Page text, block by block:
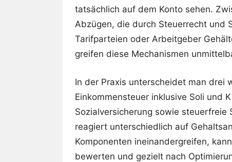
tatsächlich auf dem Konto sehen.
Abzügen, die durch Steuerrecht und
Tarifparteien oder Arbeitgeber
greifen diese Mechanismen
In der Praxis unterscheidet man drei
Einkommensteuer inklusive Soli und
Sozialversicherung sowie
reagiert unterschiedlich auf
Komponenten ineinandergreifen,
bewerten und gezielt nach